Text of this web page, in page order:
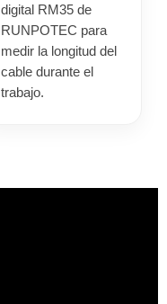
digital RM35 de
RUNPOTEC para
medir la longitud del
cable durante el
trabajo.